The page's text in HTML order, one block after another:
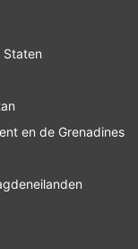
Staten
en de Grenadines